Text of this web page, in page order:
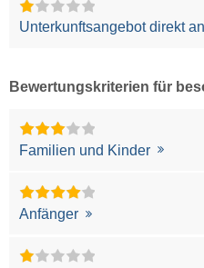
Unterkunftsangebot direkt
Bewertungskriterien für
Familien und Kinder
Anfänger